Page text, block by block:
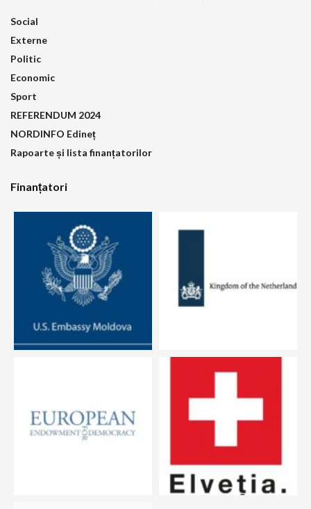
Social
Externe
Politic
Economic
Sport
REFERENDUM 2024
NORDINFO Edineț
Rapoarte și lista finanțatorilor
Finanțatori